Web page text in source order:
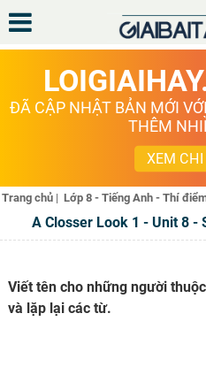
ĐÃ CẬP NHẬT BẢN MỚI
THÊM
XEM
Trang chủ | Lớp 8 - Tiếng Anh - Thí
A Closser Look 1 - Unit 8 -
Viết tên cho những người
và lặp lại các từ.